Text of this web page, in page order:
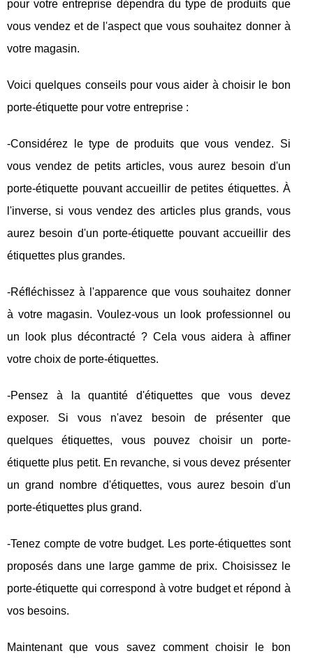
pour votre entreprise dépendra du type de produits que
vous vendez et de l'aspect que vous souhaitez donner à
votre magasin.
Voici quelques conseils pour vous aider à choisir le bon
porte-étiquette pour votre entreprise :
-Considérez le type de produits que vous vendez. Si
vous vendez de petits articles, vous aurez besoin d'un
porte-étiquette pouvant accueillir de petites étiquettes. À
l'inverse, si vous vendez des articles plus grands, vous
aurez besoin d'un porte-étiquette pouvant accueillir des
étiquettes plus grandes.
-Réfléchissez à l'apparence que vous souhaitez donner
à votre magasin. Voulez-vous un look professionnel ou
un look plus décontracté ? Cela vous aidera à affiner
votre choix de porte-étiquettes.
-Pensez à la quantité d'étiquettes que vous devez
exposer. Si vous n'avez besoin de présenter que
quelques étiquettes, vous pouvez choisir un porte-
étiquette plus petit. En revanche, si vous devez présenter
un grand nombre d'étiquettes, vous aurez besoin d'un
porte-étiquettes plus grand.
-Tenez compte de votre budget. Les porte-étiquettes sont
proposés dans une large gamme de prix. Choisissez le
porte-étiquette qui correspond à votre budget et répond à
vos besoins.
Maintenant que vous savez comment choisir le bon